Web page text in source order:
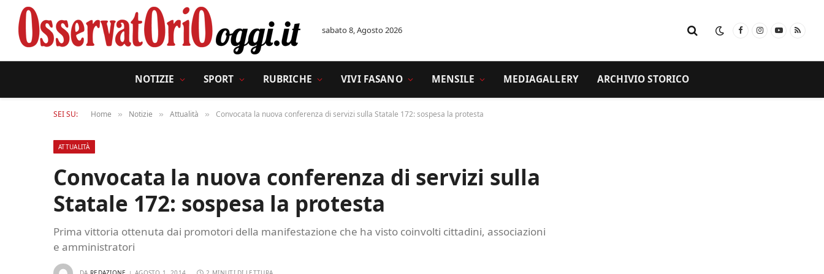
sabato 8, Agosto 2026 FacebookInstagram
YouTube
RSS
NOTIZIE SPORT RUBRICHE VIVI FASANO MENSILE MEDIAGALLERY ARCHIVIO STORICO
SEI SU: Home » Notizie » Attualità » Convocata la nuova conferenza di servizi sulla Statale 172: sospesa la protesta
ATTUALITÀ
Convocata la nuova conferenza di servizi sulla
Statale 172: sospesa la protesta
Prima vittoria ottenuta dai promotori della manifestazione che ha visto coinvolti cittadini, associazioni
e amministratori